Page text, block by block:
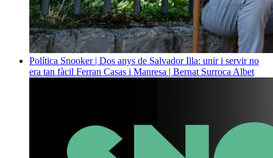
Política Snooker | Dos anys de Salvador Illa: unir i servir no
era tan fàcil Ferran Casas i Manresa | Bernat Surroca Albet